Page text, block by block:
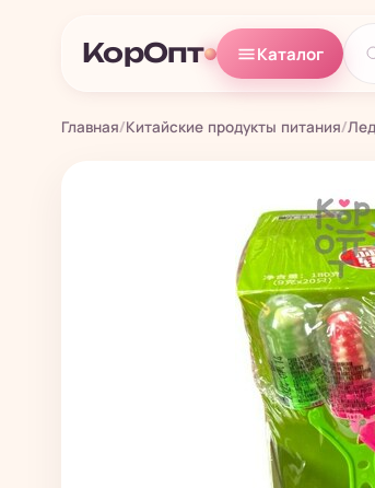
КорОпт Каталог
Главная/Китайские продукты питания/